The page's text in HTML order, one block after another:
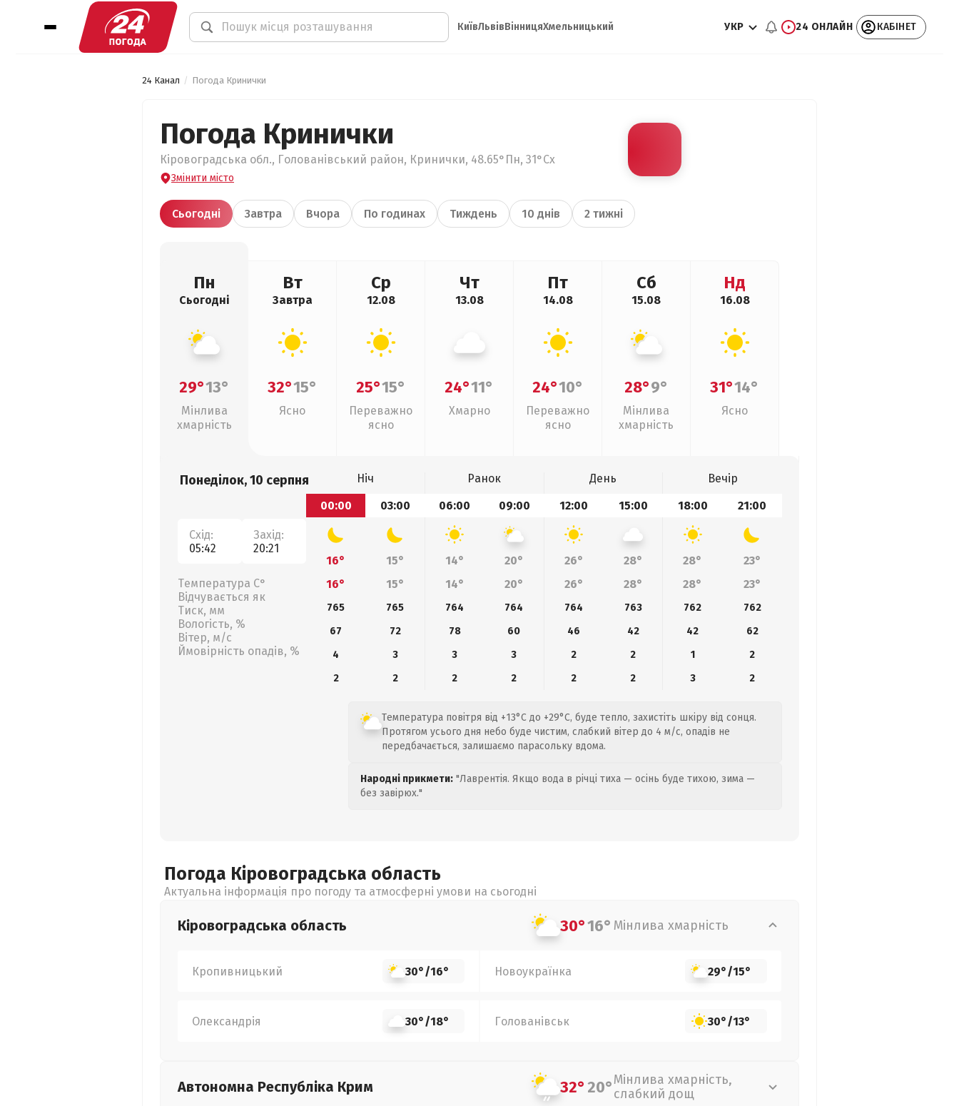
КиївЛьвівВінницяХмельницький УКР 24 ОНЛАЙН КАБІНЕТ
24 Канал Погода Кринички
Погода Кринички
Кіровоградська обл., Голованівський район, Кринички, 48.65°Пн, 31°Сх
Змінити місто
Сьогодні Завтра Вчора По годинах Тиждень 10 днів 2 тижні
Пн
Сьогодні
29°13°
Мінлива
хмарність
Вт
Завтра
32°15°
Ясно
Ср
12.08
25°15°
Переважно
ясно
Чт
13.08
24°11°
Хмарно
Пт
14.08
24°10°
Переважно
ясно
Сб
15.08
28°9°
Мінлива
хмарність
Нд
16.08
31°14°
Ясно
Понеділок, 10 серпня
Схід:
05:42
Захід:
20:21
Температура С°
Відчувається як
Тиск, мм
Вологість, %
Вітер, м/с
Ймовірність опадів, %
Ніч Ранок День
Вечір
00:00
03:00 06:00 09:00 12:00 15:00 18:00 21:00
16° 15° 14° 20° 26° 28° 28°
23°
16°
15° 14° 20° 26° 28° 28° 23°
765 765 764 764 764 763 762
762
67
72 78 60 46 42 42
62
4
3 3 3 2 2 1
2
2
2 2 2 2 2 3 2
Температура повітря від +13°C до +29°C, буде тепло, захистіть шкіру від сонця.
Протягом усього дня небо буде чистим, слабкий вітер до 4 м/с, опадів не
передбачається, залишаємо парасольку вдома.
Народні прикмети: "Лаврентія. Якщо вода в річці тиха — осінь буде тихою, зима —
без завірюх."
Погода Кіровоградська область
Актуальна інформація про погоду та атмосферні умови на сьогодні
Кіровоградська область 30°16° Мінлива хмарність
Кропивницький 30°/16° Новоукраїнка 29°/15°
Олександрія 30°/18° Голованівськ 30°/13°
Автономна Республіка Крим 32°20°Мінлива хмарність,
слабкий дощ